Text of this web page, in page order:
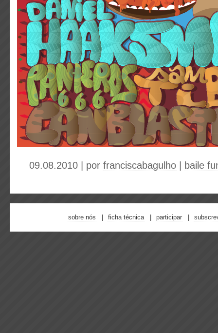
09.08.2010 | por franciscabagulho baile
sobre nós ficha técnica participar